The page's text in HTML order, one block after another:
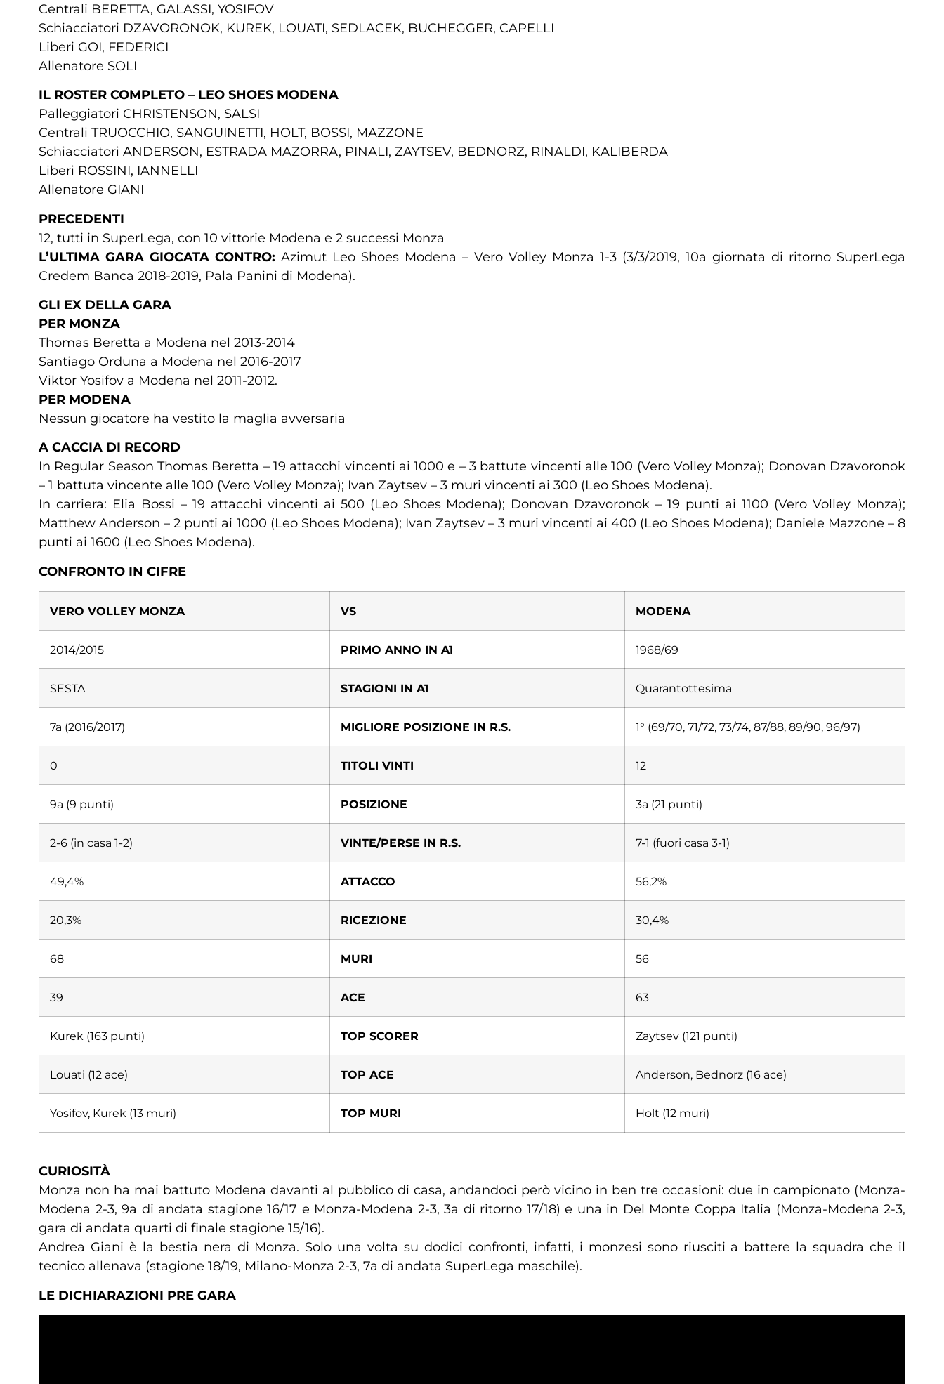
Centrali BERETTA, GALASSI, YOSIFOV
Schiacciatori DZAVORONOK, KUREK, LOUATI, SEDLACEK, BUCHEGGER, CAPELLI
Liberi GOI, FEDERICI
Allenatore SOLI
IL ROSTER COMPLETO – LEO SHOES MODENA
Palleggiatori CHRISTENSON, SALSI
Centrali TRUOCCHIO, SANGUINETTI, HOLT, BOSSI, MAZZONE
Schiacciatori ANDERSON, ESTRADA MAZORRA, PINALI, ZAYTSEV, BEDNORZ, RINALDI, KALIBERDA
Liberi ROSSINI, IANNELLI
Allenatore GIANI
PRECEDENTI
12, tutti in SuperLega, con 10 vittorie Modena e 2 successi Monza
L’ULTIMA GARA GIOCATA CONTRO: Azimut Leo Shoes Modena – Vero Volley Monza 1-3 (3/3/2019, 10a giornata di ritorno SuperLega
Credem Banca 2018-2019, Pala Panini di Modena).
GLI EX DELLA GARA
PER MONZA
Thomas Beretta a Modena nel 2013-2014
Santiago Orduna a Modena nel 2016-2017
Viktor Yosifov a Modena nel 2011-2012.
PER MODENA
Nessun giocatore ha vestito la maglia avversaria
A CACCIA DI RECORD
In Regular Season Thomas Beretta – 19 attacchi vincenti ai 1000 e – 3 battute vincenti alle 100 (Vero Volley Monza); Donovan Dzavoronok
– 1 battuta vincente alle 100 (Vero Volley Monza); Ivan Zaytsev – 3 muri vincenti ai 300 (Leo Shoes Modena).
In carriera: Elia Bossi – 19 attacchi vincenti ai 500 (Leo Shoes Modena); Donovan Dzavoronok – 19 punti ai 1100 (Vero Volley Monza);
Matthew Anderson – 2 punti ai 1000 (Leo Shoes Modena); Ivan Zaytsev – 3 muri vincenti ai 400 (Leo Shoes Modena); Daniele Mazzone – 8
punti ai 1600 (Leo Shoes Modena).
CONFRONTO IN CIFRE
VERO VOLLEY MONZA VS MODENA
2014/2015 PRIMO ANNO IN A1 1968/69
SESTA STAGIONI IN A1 Quarantottesima
7a (2016/2017) MIGLIORE POSIZIONE IN R.S. 1° (69/70, 71/72, 73/74, 87/88, 89/90, 96/97)
0 TITOLI VINTI 12
9a (9 punti) POSIZIONE 3a (21 punti)
2-6 (in casa 1-2) VINTE/PERSE IN R.S. 7-1 (fuori casa 3-1)
49,4% ATTACCO 56,2%
20,3% RICEZIONE 30,4%
68 MURI 56
39 ACE 63
Kurek (163 punti) TOP SCORER Zaytsev (121 punti)
Louati (12 ace) TOP ACE Anderson, Bednorz (16 ace)
Yosifov, Kurek (13 muri) TOP MURI Holt (12 muri)
CURIOSITÀ
Monza non ha mai battuto Modena davanti al pubblico di casa, andandoci però vicino in ben tre occasioni: due in campionato (Monza-
Modena 2-3, 9a di andata stagione 16/17 e Monza-Modena 2-3, 3a di ritorno 17/18) e una in Del Monte Coppa Italia (Monza-Modena 2-3,
gara di andata quarti di finale stagione 15/16).
Andrea Giani è la bestia nera di Monza. Solo una volta su dodici confronti, infatti, i monzesi sono riusciti a battere la squadra che il
tecnico allenava (stagione 18/19, Milano-Monza 2-3, 7a di andata SuperLega maschile).
LE DICHIARAZIONI PRE GARA